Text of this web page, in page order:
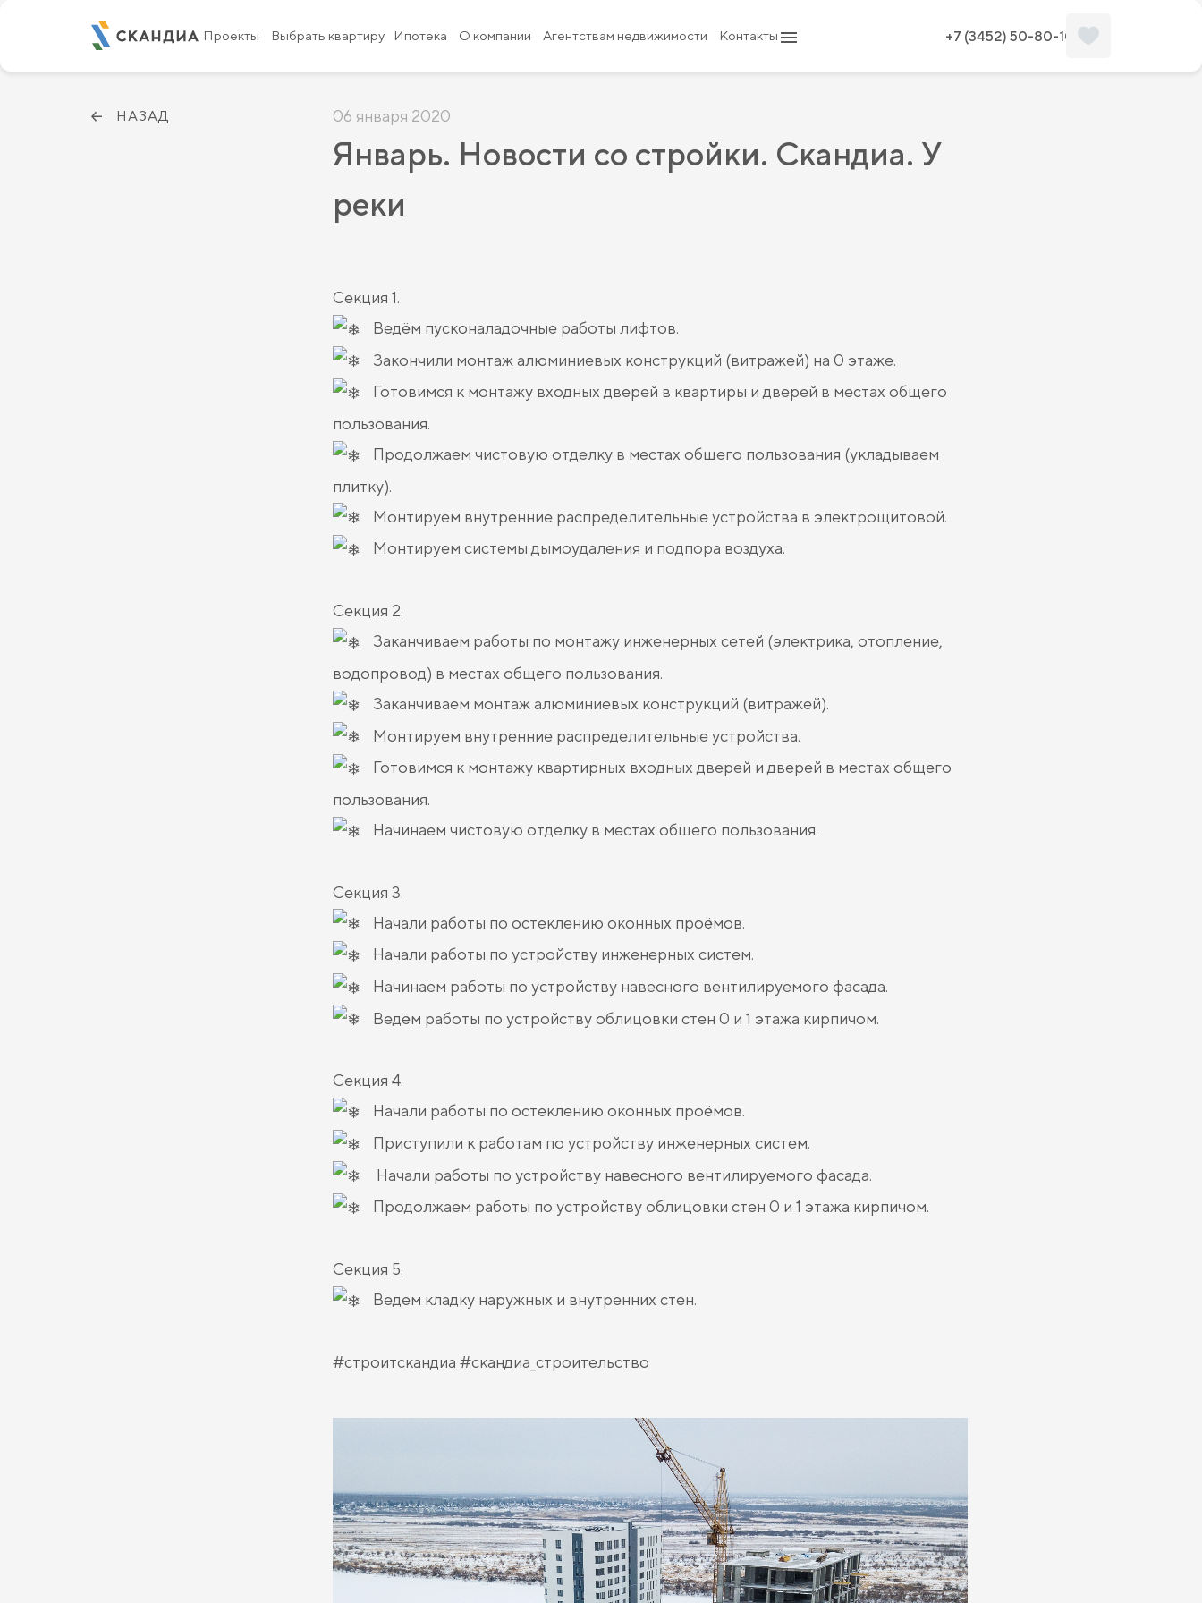
Проекты Выбрать квартиру Ипотека О компании Агентствам недвижимости Контакты +7 (3452) 50-80-10
НАЗАД 06 января 2020
Январь. Новости со стройки. Скандиа. У
реки
Секция 1.
Ведём пусконаладочные работы лифтов.
Закончили монтаж алюминиевых конструкций (витражей) на 0 этаже.
Готовимся к монтажу входных дверей в квартиры и дверей в местах общего
пользования.
Продолжаем чистовую отделку в местах общего пользования (укладываем
плитку).
Монтируем внутренние распределительные устройства в электрощитовой.
Монтируем системы дымоудаления и подпора воздуха.
Секция 2.
Заканчиваем работы по монтажу инженерных сетей (электрика, отопление,
водопровод) в местах общего пользования.
Заканчиваем монтаж алюминиевых конструкций (витражей).
Монтируем внутренние распределительные устройства.
Готовимся к монтажу квартирных входных дверей и дверей в местах общего
пользования.
Начинаем чистовую отделку в местах общего пользования.
Секция 3.
Начали работы по остеклению оконных проёмов.
Начали работы по устройству инженерных систем.
Начинаем работы по устройству навесного вентилируемого фасада.
Ведём работы по устройству облицовки стен 0 и 1 этажа кирпичом.
Секция 4.
Начали работы по остеклению оконных проёмов.
Приступили к работам по устройству инженерных систем.
Начали работы по устройству навесного вентилируемого фасада.
Продолжаем работы по устройству облицовки стен 0 и 1 этажа кирпичом.
Секция 5.
Ведем кладку наружных и внутренних стен.
#строитскандиа #скандиа_строительство